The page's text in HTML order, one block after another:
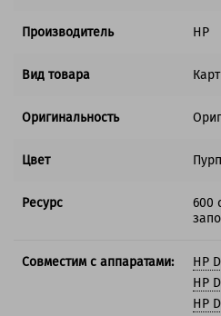
Производитель HP
Вид товара
Оригинальность
Цвет
Ресурс
600
Совместим с аппаратами:
HP
HP
HP